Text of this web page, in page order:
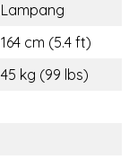
Lampang
164 cm (5.4 ft)
45 kg (99 lbs)